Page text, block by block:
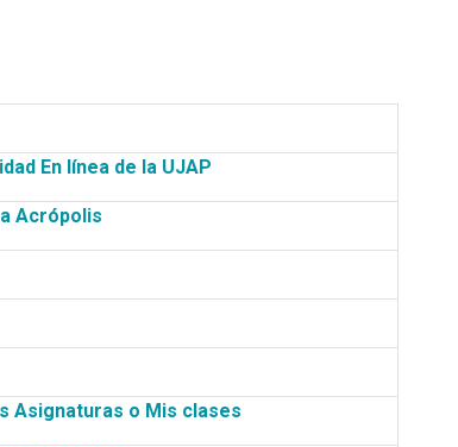
En línea de la UJAP
Acrópolis
Asignaturas o Mis clases